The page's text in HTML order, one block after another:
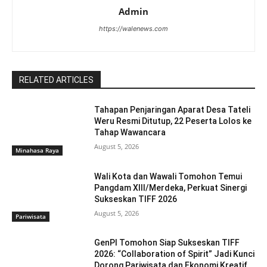
Admin
https://walenews.com
RELATED ARTICLES
Minahasa Raya
Tahapan Penjaringan Aparat Desa Tateli
Weru Resmi Ditutup, 22 Peserta Lolos ke
Tahap Wawancara
August 5, 2026
Pariwisata
Wali Kota dan Wawali Tomohon Temui
Pangdam XIII/Merdeka, Perkuat Sinergi
Sukseskan TIFF 2026
August 5, 2026
GenPI Tomohon Siap Sukseskan TIFF
2026: “Collaboration of Spirit” Jadi Kunci